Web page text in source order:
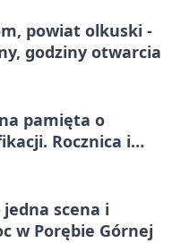
powiat olkuski -
godziny otwarcia
pamięta o
Rocznica i
jedna scena i
w Porębie Górnej